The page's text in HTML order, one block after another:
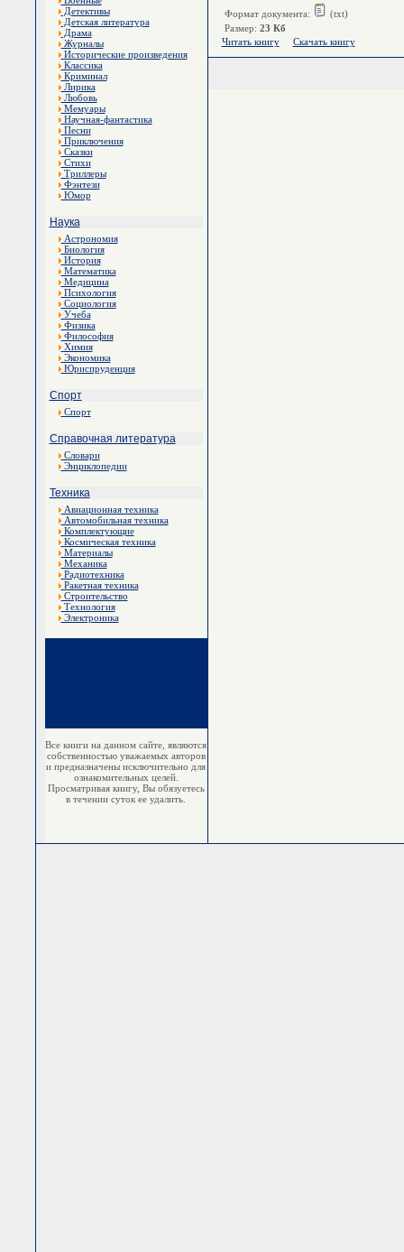
Детективы
Детская литература
Драма
Журналы
Исторические произведения
Классика
Криминал
Лирика
Любовь
Мемуары
Научная-фантастика
Песни
Приключения
Сказки
Стихи
Триллеры
Фэнтези
Юмор
Наука
Астрономия
Биология
История
Математика
Медицина
Психология
Социология
Учеба
Физика
Философия
Химия
Экономика
Юриспруденция
Спорт
Спорт
Справочная литература
Словари
Энциклопедии
Техника
Авиационная техника
Автомобильная техника
Комплектующие
Космическая техника
Материалы
Механика
Радиотехника
Ракетная техника
Строительство
Технология
Электроника
Все книги на данном сайте, являются
собственностью уважаемых авторов
и предназначены исключительно для
ознакомительных целей.
Просматривая книгу, Вы обязуетесь
в течении суток ее удалить.
Формат документа:
(txt)
Размер: 23 Кб
Читать книгу
Скачать книгу